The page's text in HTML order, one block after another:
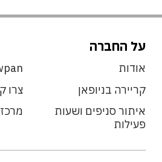
על החברה
אודות
קריירה בניופאן
צרו
איתור סניפים ושעות
פעילות